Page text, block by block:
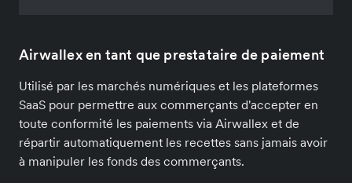
Airwallex en tant que prestataire de paiement
Utilisé par les marchés numériques et les plateformes
SaaS pour permettre aux commerçants d'accepter en
toute conformité les paiements via Airwallex et de
répartir automatiquement les recettes sans jamais avoir
à manipuler les fonds des commerçants.